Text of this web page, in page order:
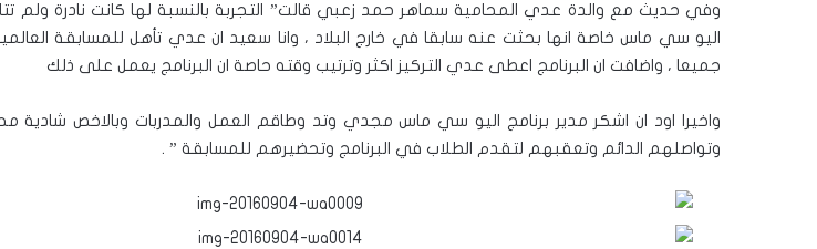
وفي حديث مع والدة عدي المحامية سماهر حمد زعبي قالت” التجربة بالنسبة لها كانت نادرة ولم
اليو سي ماس خاصة انها بحثت عنه سابقا في خارج البلاد ، وانا سعيد ان عدي تأهل للمسابقة
جميعا ، واضافت ان البرنامج اعطى عدي التركيز اكثر وترتيب وقته حاصة ان البرنامج يعمل على ذلك
واخيرا اود ان اشكر مدير برنامج اليو سي ماس مجدي وتد وطاقم العمل والمدربات وبالاخص
وتواصلهم الدائم وتعقبهم لتقدم الطلاب في البرنامج وتحضيرهم للمسابقة ” .